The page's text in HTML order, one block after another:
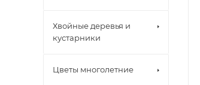
Хвойные деревья и
кустарники
Цветы многолетние